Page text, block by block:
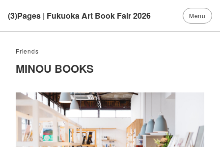
(3)Pages | Fukuoka Art Book Fair 2026
Friends
MINOU BOOKS